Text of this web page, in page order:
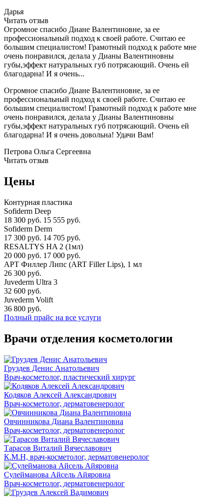
Дарья
Читать отзыв
Огромное спасибо Диане Валентиновне, за ее
профессиональный подход к своей работе. Считаю ее
большим специалистом! Грамотный подход к работе мне
очень понравился, делала у Дианы Валентиновны
губы,эффект натуральных губ потрясающий. Очень ей
благодарна! И я очень...
Огромное спасибо Диане Валентиновне, за ее
профессиональный подход к своей работе. Считаю ее
большим специалистом! Грамотный подход к работе мне
очень понравился, делала у Дианы Валентиновны
губы,эффект натуральных губ потрясающий. Очень ей
благодарна! И я очень довольна! Удачи Вам!
Петрова Ольга Сергеевна
Читать отзыв
Цены
Контурная пластика
Sofiderm Deep
18 300 руб. 15 555 руб.
Sofiderm Derm
17 300 руб. 14 705 руб.
RESALTYS HA 2 (1мл)
20 000 руб. 17 000 руб.
АРТ Филлер Липс (ART Filler Lips), 1 мл
26 300 руб.
Juvederm Ultra 3
32 600 руб.
Juvederm Volift
36 800 руб.
Полный прайс на все услуги
Врачи отделения косметологии
Груздев Денис Анатольевич
Врач-косметолог, пластический хирург
Кодяков Алексей Александрович
Врач-косметолог, дерматовенеролог
Овчинникова Диана Валентиновна
Врач-косметолог, дерматовенеролог
Тарасов Виталий Вячеславович
К.М.Н, врач-косметолог, дерматовенеролог
Сулейманова Айсель Айяровна
Врач-косметолог, дерматовенеролог